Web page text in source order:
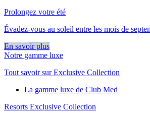
Prolongez votre été
Évadez-vous au soleil entre les mois de
En savoir plus
Notre gamme luxe
Tout savoir sur Exclusive Collection
La gamme luxe de Club Med
Resorts Exclusive Collection